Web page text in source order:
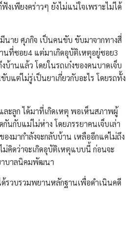
เพียงคร่าวๆ ยังไม่แน่ใจเพราะไม่ได้
นาย ศุภกิจ เป็นคนขับ ขับมาจากทางสี่
ที่ซอย4 แต่มาเกิดอุบัติเหตุอยู่ซอย3
บ้านแล้ว โดยในรถเก๋งของคนบาดเจ็บ
บแต่ไม่รู่เป็นยาเกี่ยวกับอะไร โดยรถทั้ง
ละลูก ได้มาที่เกิดเหตุ พอเห็นสภาพผู้
นกับแม่ไม่ห่าง โดยภรรยาคนเจ็บเล่า
งมากำลังจะกลับบ้าน เหลืออีกแค่ไม่ถึง
ม่คิดว่าจะเกิดอุบัติเหตุแบบนี้ ก่อนจะ
าบาลนิคมพัฒนา
ด้รวบรวมพยานหลักฐานเพื่อดำเนินคดี